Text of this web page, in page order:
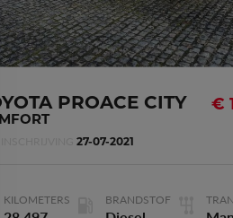
PROACE CITY
INSCHRIJVING27-07-2021
€
KILOMETERS BRANDSTOF
Cilinderinhoud